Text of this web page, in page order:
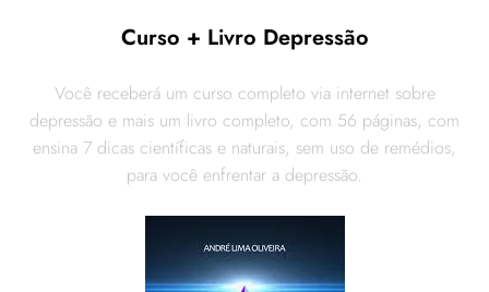
Curso + Livro Depressão
Você receberá um curso completo via internet sobre
depressão e mais um livro completo, com 56 páginas, com
ensina 7 dicas científicas e naturais, sem uso de remédios,
para você enfrentar a depressão.